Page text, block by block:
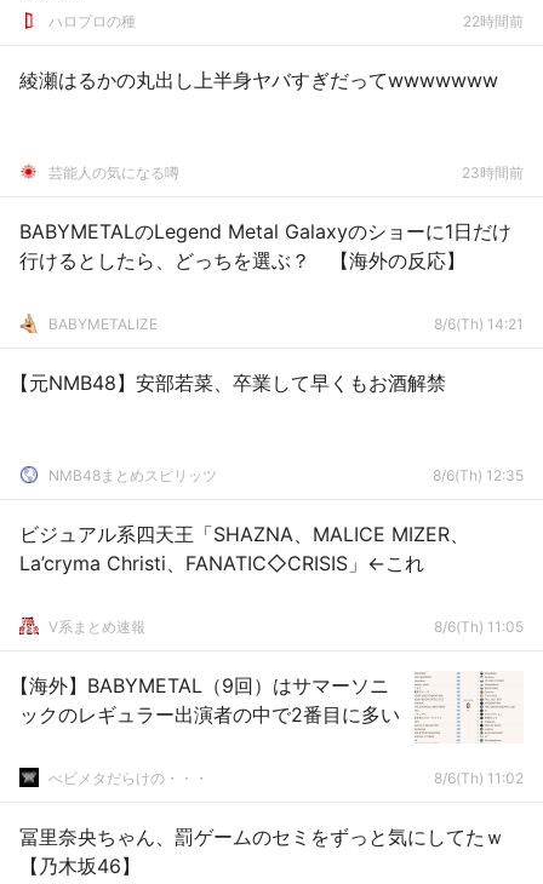
ハロプロの種 22時間前
綾瀬はるかの丸出し上半身ヤバすぎだってwwwwwww
芸能人の気になる噂 23時間前
BABYMETALのLegend Metal Galaxyのショーに1日だけ
行けるとしたら、どっちを選ぶ？ 【海外の反応】
BABYMETALIZE 8/6(Th) 14:21
【元NMB48】安部若菜、卒業して早くもお酒解禁
NMB48まとめスピリッツ 8/6(Th) 12:35
ビジュアル系四天王「SHAZNA、MALICE MIZER、
La’cryma Christi、FANATIC◇CRISIS」←これ
V系まとめ速報 8/6(Th) 11:05
【海外】BABYMETAL（9回）はサマーソニ
ックのレギュラー出演者の中で2番目に多い
べビメタだらけの・・・ 8/6(Th) 11:02
冨里奈央ちゃん、罰ゲームのセミをずっと気にしてたｗ
【乃木坂46】